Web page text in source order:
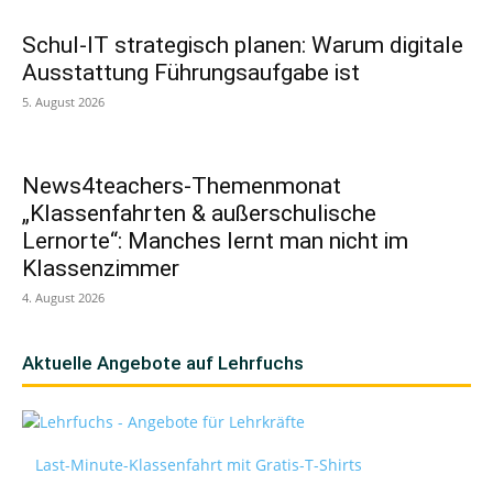
Schul-IT strategisch planen: Warum digitale
Ausstattung Führungsaufgabe ist
5. August 2026
News4teachers-Themenmonat
„Klassenfahrten & außerschulische
Lernorte“: Manches lernt man nicht im
Klassenzimmer
4. August 2026
Aktuelle Angebote auf Lehrfuchs
Last-Minute-Klassenfahrt mit Gratis-T-Shirts